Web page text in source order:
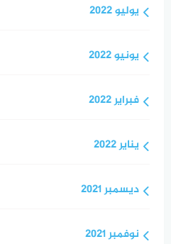
يوليو 2022
يونيو 2022
فبراير 2022
يناير 2022
ديسمبر 2021
نوفمبر 2021